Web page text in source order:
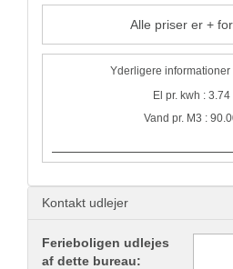
Alle priser er +
Yderligere informationer
El pr. kwh : 3.74
Vand pr. M3 :
Kontakt udlejer
Ferieboligen udlejes
af dette bureau: